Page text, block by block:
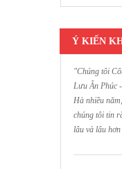
Ý KIẾN
"Chúng tôi
Lưu Ân Phúc
Hà nhiều
chúng tôi tin
lâu và lâu